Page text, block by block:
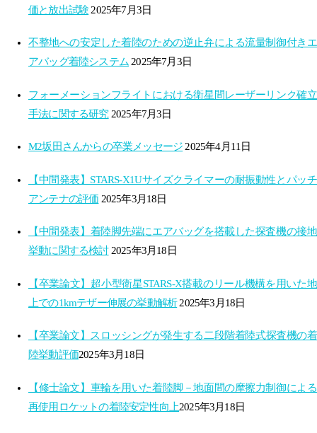
価と放出試験 2025年7月3日
不整地への安定した着陸のための逆止弁による流量制御付きエ
アバッグ着陸システム 2025年7月3日
フォーメーションフライトにおける衛星間レーザーリンク確立
手法に関する研究 2025年7月3日
M2坂田さんからの卒業メッセージ 2025年4月11日
【中間発表】STARS-X1Uサイズクライマーの耐振動性とパッチ
アンテナの評価 2025年3月18日
【中間発表】着陸脚先端にエアバッグを搭載した探査機の接地
挙動に関する検討 2025年3月18日
【卒業論文】超小型衛星STARS-X搭載のリール機構を用いた地
上での1kmテザー伸展の挙動解析 2025年3月18日
【卒業論文】スロッシングが発生する​二段階着陸式探査機の着
陸挙動評価​2025年3月18日
【修士論文】車輪を用いた着陸脚－地面間の摩擦力制御による
再使用ロケットの着陸安定性向上​2025年3月18日